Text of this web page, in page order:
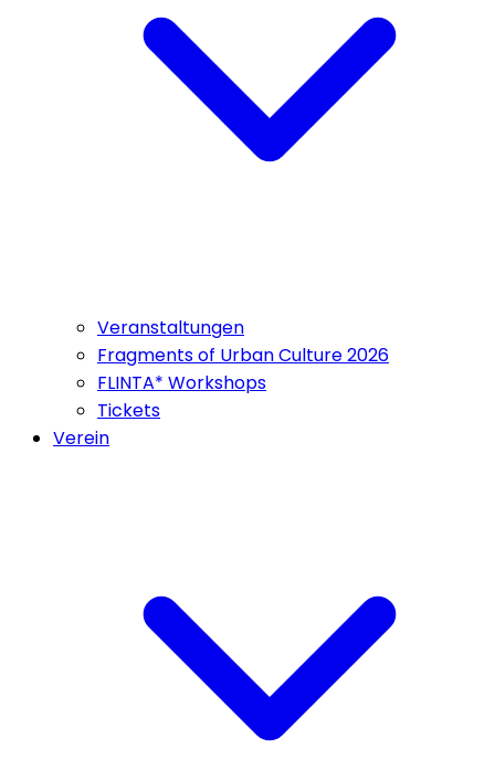
Veranstaltungen
Fragments of Urban Culture 2026
FLINTA* Workshops
Tickets
Verein